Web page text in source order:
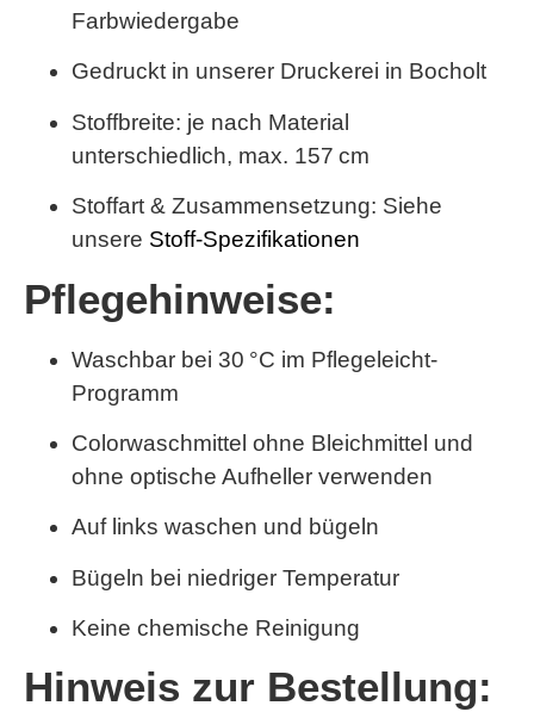
Farbwiedergabe
Gedruckt in unserer Druckerei in Bocholt
Stoffbreite: je nach Material
unterschiedlich, max. 157 cm
Stoffart & Zusammensetzung: Siehe
unsere Stoff-Spezifikationen
Pflegehinweise:
Waschbar bei 30 °C im Pflegeleicht-
Programm
Colorwaschmittel ohne Bleichmittel und
ohne optische Aufheller verwenden
Auf links waschen und bügeln
Bügeln bei niedriger Temperatur
Keine chemische Reinigung
Hinweis zur Bestellung: